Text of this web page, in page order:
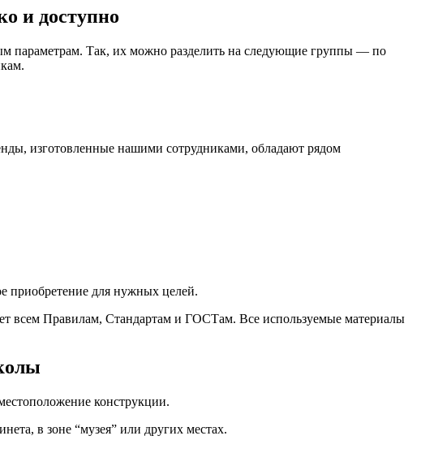
и доступно
параметрам. Так, их можно разделить на следующие группы — по
изготовленные нашими сотрудниками, обладают рядом
приобретение для нужных целей.
всем Правилам, Стандартам и ГОСТам. Все используемые материалы
конструкции.
в зоне “музея” или других местах.